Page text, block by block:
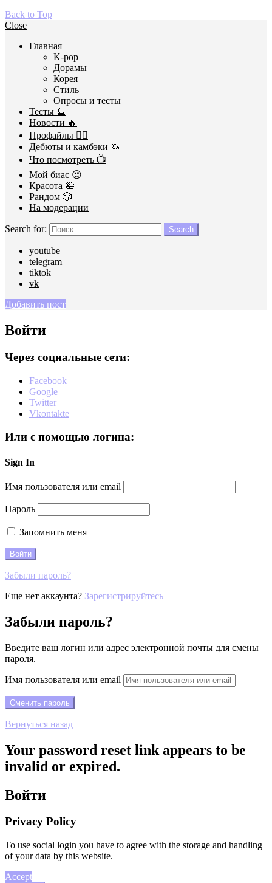
Back to Top
Close
Главная
K-pop
Дорамы
Корея
Стиль
Опросы и тесты
Тесты 🔮
Новости 🔥
Профайлы 🕵️‍♀️
Дебюты и камбэки 🦄
Что посмотреть 📺
Мой биас 😍
Красота 🛀
Рандом 🎲
На модерации
Search for: Search
youtube
telegram
tiktok
vk
Добавить пост
Войти
Через социальные сети:
Facebook
Google
Twitter
Vkontakte
Или с помощью логина:
Sign In
Имя пользователя или email
Пароль
Запомнить меня
Забыли пароль?
Еще нет аккаунта? Зарегистрируйтесь
Забыли пароль?
Введите ваш логин или адрес электронной почты для смены
пароля.
Имя пользователя или email
Вернуться назад
Your password reset link appears to be
invalid or expired.
Войти
Privacy Policy
To use social login you have to agree with the storage and handling
of your data by this website.
Accept